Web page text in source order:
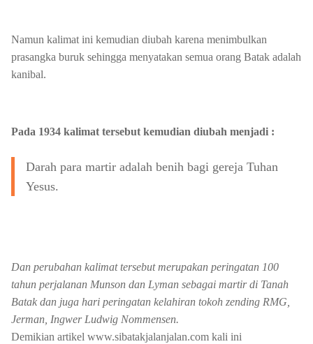
Namun kalimat ini kemudian diubah karena menimbulkan
prasangka buruk sehingga menyatakan semua orang Batak adalah
kanibal.
Pada 1934 kalimat tersebut kemudian diubah menjadi :
Darah para martir adalah benih bagi gereja Tuhan
Yesus.
Dan perubahan kalimat tersebut merupakan peringatan 100
tahun perjalanan Munson dan Lyman sebagai martir di Tanah
Batak dan juga hari peringatan kelahiran tokoh zending RMG,
Jerman, Ingwer Ludwig Nommensen.
Demikian artikel www.sibatakjalanjalan.com kali ini